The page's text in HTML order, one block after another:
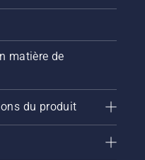
matière de
du produit